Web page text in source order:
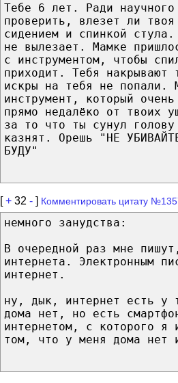
Тебе 6 лет. Ради научного
проверить, влезет ли
сидением и спинкой
не вылезает. Мамке
с инструментом, чтобы
приходит. Тебя накрывают
искры на тебя не попали.
инструмент, который
прямо недалёко от твоих
за то что ты сунул
казнят. Орешь "НЕ
БУДУ"
[+ 32 - ] Комментировать цитату
немного занудства:
В очередной раз мне
интернета. Электронным
интернет.
ну, дык, интернет есть у
дома нет, но есть
интернетом, с которого я
том, что у меня дома нет